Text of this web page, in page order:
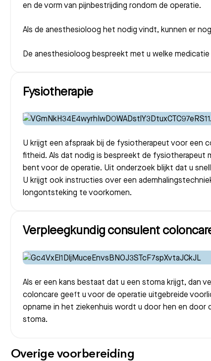
en de vorm van pijnbestrijding rondom de operatie.
Als de anesthesioloog het nodig vindt, kunnen er
De anesthesioloog bespreekt met u welke
Fysiotherapie
U krijgt een afspraak bij de fysiotherapeut voor
fitheid. Als dat nodig is bespreekt de fysiotherapeut
bent voor de operatie. Uit onderzoek blijkt dat u
U krijgt ook instructies over een
longontsteking te voorkomen.
Verpleegkundig consulent
Als er een kans bestaat dat u een stoma krijgt, dan
coloncare geeft u voor de operatie uitgebreide
opname in het ziekenhuis wordt u door hen en door
stoma.
Overige voorbereiding